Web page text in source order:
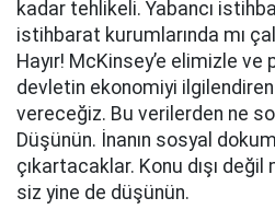
kadar tehlikeli. Yabancı
istihbarat kurumlarında mı
Hayır! McKinsey’e elimizle
devletin ekonomiyi
vereceğiz. Bu verilerden ne
Düşünün. İnanın sosyal
çıkartacaklar. Konu dışı
siz yine de düşünün.